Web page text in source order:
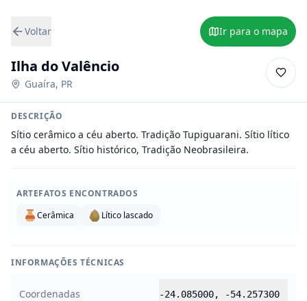
Voltar Ir para o mapa
Ilha do Valêncio
Guaíra, PR
DESCRIÇÃO
Sítio cerâmico a céu aberto. Tradição Tupiguarani. Sítio lítico
a céu aberto. Sítio histórico, Tradição Neobrasileira.
ARTEFATOS ENCONTRADOS
Cerâmica
Lítico lascado
INFORMAÇÕES TÉCNICAS
Coordenadas -24.085000, -54.257300